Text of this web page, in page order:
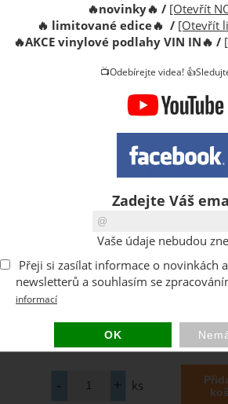
ks
🔥novinky🔥 / [Otevřít
🔥 limitované edice🔥 / [Otevřít
🔥AKCE vinylové podlahy VIN IN🔥 /
📺Odebírejte videa!
Zadejte Váš
Vaše údaje nebudou
Přeji si zasílat informace o novinkách
newsletterů a souhlasím se
informací